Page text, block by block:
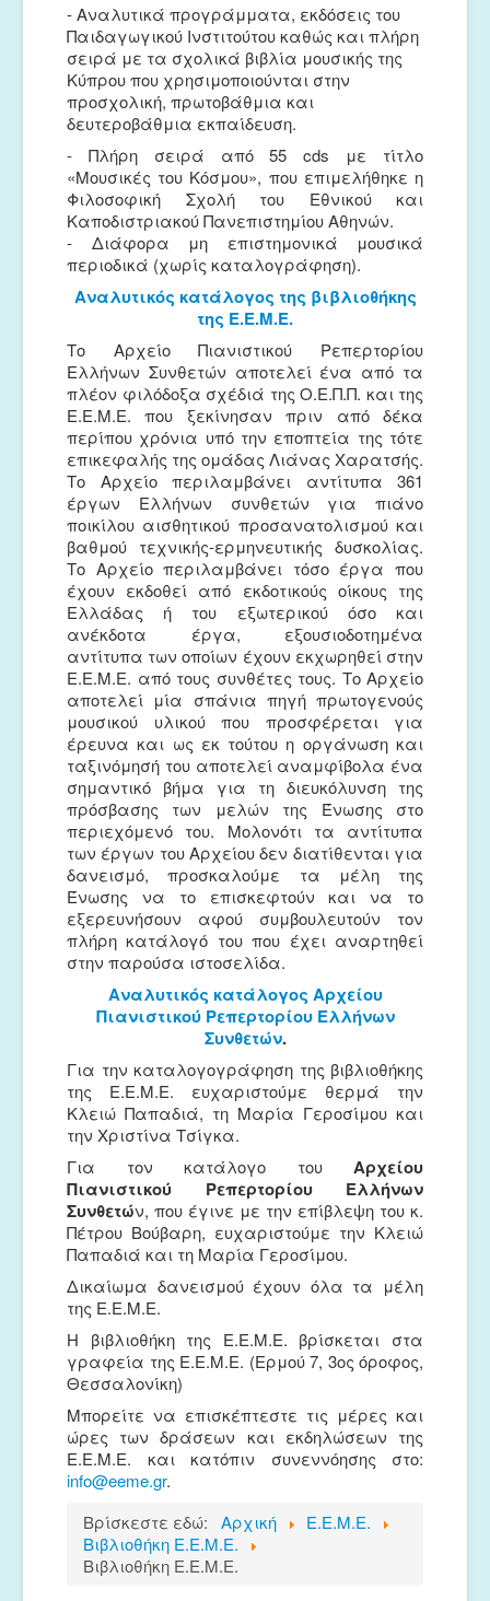
- Αναλυτικά προγράμματα, εκδόσεις του
Παιδαγωγικού Ινστιτούτου καθώς και πλήρη
σειρά με τα σχολικά βιβλία μουσικής της
Κύπρου που χρησιμοποιούνται στην
προσχολική, πρωτοβάθμια και
δευτεροβάθμια εκπαίδευση.
- Πλήρη σειρά από 55 cds με τίτλο
«Μουσικές του Κόσμου», που επιμελήθηκε η
Φιλοσοφική Σχολή του Εθνικού και
Καποδιστριακού Πανεπιστημίου Αθηνών.
- Διάφορα μη επιστημονικά μουσικά
περιοδικά (χωρίς καταλογράφηση).
Αναλυτικός κατάλογος της βιβλιοθήκης
της Ε.Ε.Μ.Ε.
Το Αρχείο Πιανιστικού Ρεπερτορίου
Ελλήνων Συνθετών αποτελεί ένα από τα
πλέον φιλόδοξα σχέδιά της Ο.Ε.Π.Π. και της
Ε.Ε.Μ.Ε. που ξεκίνησαν πριν από δέκα
περίπου χρόνια υπό την εποπτεία της τότε
επικεφαλής της ομάδας Λιάνας Χαρατσής.
Το Αρχείο περιλαμβάνει αντίτυπα 361
έργων Ελλήνων συνθετών για πιάνο
ποικίλου αισθητικού προσανατολισμού και
βαθμού τεχνικής-ερμηνευτικής δυσκολίας.
Το Αρχείο περιλαμβάνει τόσο έργα που
έχουν εκδοθεί από εκδοτικούς οίκους της
Ελλάδας ή του εξωτερικού όσο και
ανέκδοτα έργα, εξουσιοδοτημένα
αντίτυπα των οποίων έχουν εκχωρηθεί στην
Ε.Ε.Μ.Ε. από τους συνθέτες τους. Το Αρχείο
αποτελεί μία σπάνια πηγή πρωτογενούς
μουσικού υλικού που προσφέρεται για
έρευνα και ως εκ τούτου η οργάνωση και
ταξινόμησή του αποτελεί αναμφίβολα ένα
σημαντικό βήμα για τη διευκόλυνση της
πρόσβασης των μελών της Ένωσης στο
περιεχόμενό του. Μολονότι τα αντίτυπα
των έργων του Αρχείου δεν διατίθενται για
δανεισμό, προσκαλούμε τα μέλη της
Ένωσης να το επισκεφτούν και να το
εξερευνήσουν αφού συμβουλευτούν τον
πλήρη κατάλογό του που έχει αναρτηθεί
στην παρούσα ιστοσελίδα.
Αναλυτικός κατάλογος Αρχείου
Πιανιστικού Ρεπερτορίου Ελλήνων
Συνθετών.
Για την καταλογογράφηση της βιβλιοθήκης
της Ε.Ε.Μ.Ε. ευχαριστούμε θερμά την
Κλειώ Παπαδιά, τη Μαρία Γεροσίμου και
την Χριστίνα Τσίγκα.
Για τον κατάλογο του Αρχείου
Πιανιστικού Ρεπερτορίου Ελλήνων
Συνθετών, που έγινε με την επίβλεψη του κ.
Πέτρου Βούβαρη, ευχαριστούμε την Κλειώ
Παπαδιά και τη Μαρία Γεροσίμου.
Δικαίωμα δανεισμού έχουν όλα τα μέλη
της Ε.Ε.Μ.Ε.
Η βιβλιοθήκη της Ε.Ε.Μ.Ε. βρίσκεται στα
γραφεία της Ε.Ε.Μ.Ε. (Ερμού 7, 3ος όροφος,
Θεσσαλονίκη)
Μπορείτε να επισκέπτεστε τις μέρες και
ώρες των δράσεων και εκδηλώσεων της
Ε.Ε.Μ.Ε. και κατόπιν συνεννόησης στο:
info@eeme.gr.
Βρίσκεστε εδώ:
Αρχική
Ε.Ε.Μ.Ε.
Βιβλιοθήκη Ε.Ε.Μ.Ε.
Βιβλιοθήκη Ε.Ε.Μ.Ε.